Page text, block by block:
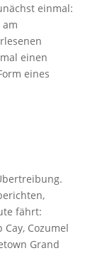
einmal:
am
einen
eines
fährt:
Cozumel
Grand